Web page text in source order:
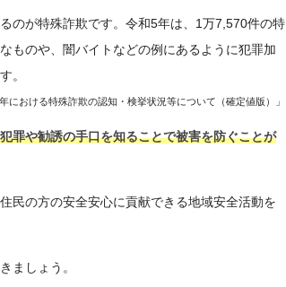
のが特殊詐欺です。令和5年は、1万7,570件の特
ものや、闇バイトなどの例にあるように犯罪加
。
における特殊詐欺の認知・検挙状況等について（確定値版）」
罪や勧誘の手口を知ることで被害を防ぐことが
民の方の安全安心に貢献できる地域安全活動を
ましょう。